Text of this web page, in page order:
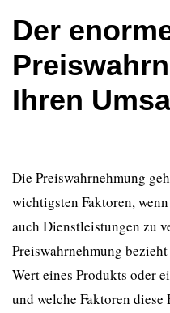
Der
Ihren
Die Preiswahrnehmung
wichtigsten Faktoren,
auch Dienstleistungen zu
Preiswahrnehmung
Wert eines Produkts oder
und welche Faktoren